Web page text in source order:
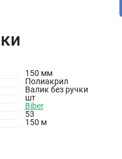
150 мм
Полиакрил
Валик без ручки
шт
Biber
53
150 м